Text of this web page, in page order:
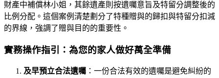
財產中補償林小姐，其餘遺產則按遺囑意旨及特留分調整後的
比例分配。這個案例清楚劃分了特種贈與的歸扣與特留分扣減
的界線，強調了贈與目的的重要性。
實務操作指引：為您的家人做好萬全準備
及早預立合法遺囑 ：一份合法有效的遺囑是避免糾紛的